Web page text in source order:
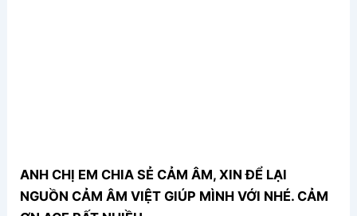
ANH CHỊ EM CHIA SẺ CẢM ÂM, XIN ĐỂ LẠI
NGUỒN CẢM ÂM VIỆT GIÚP MÌNH VỚI NHÉ. CẢM